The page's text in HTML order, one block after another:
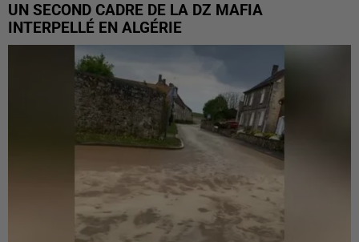
UN SECOND CADRE DE LA DZ MAFIA
INTERPELLÉ EN ALGÉRIE